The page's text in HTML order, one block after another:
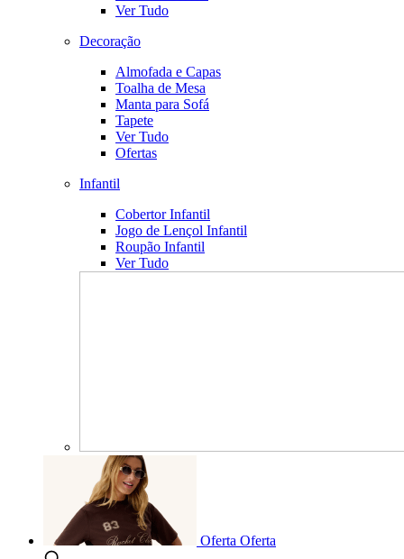
Ver Tudo
Decoração
Almofada e Capas
Toalha de Mesa
Manta para Sofá
Tapete
Ver Tudo
Ofertas
Infantil
Cobertor Infantil
Jogo de Lençol Infantil
Roupão Infantil
Ver Tudo
Oferta Oferta